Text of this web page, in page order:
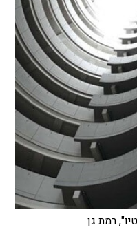
רמת גן